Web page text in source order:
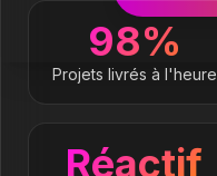
98%
Projets livrés à l'heure
Réactif